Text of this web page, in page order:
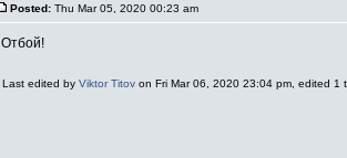
Posted: Thu Mar 05, 2020 00:23 am
Отбой!
Last edited by Viktor Titov on Fri Mar 06, 2020 23:04 pm, edited 1